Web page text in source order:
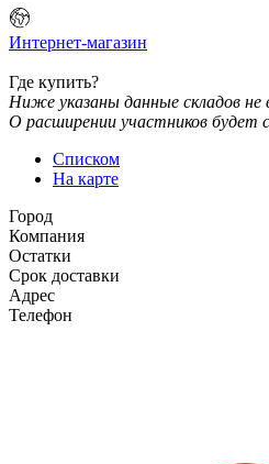
Интернет-магазин
Где купить?
Ниже указаны данные складов не
О расширении участников будет
Списком
На карте
Город
Компания
Остатки
Срок доставки
Адрес
Телефон